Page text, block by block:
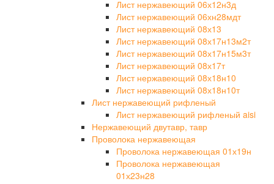
Лист нержавеющий 06х12н3д
Лист нержавеющий 06хн28мдт
Лист нержавеющий 08х13
Лист нержавеющий 08х17н13м2т
Лист нержавеющий 08х17н15м3т
Лист нержавеющий 08х17т
Лист нержавеющий 08х18н10
Лист нержавеющий 08х18н10т
Лист нержавеющий рифленый
Лист нержавеющий рифленый aisi
Нержавеющий двутавр, тавр
Проволока нержавеющая
Проволока нержавеющая 01х19н
Проволока нержавеющая
01х23н28